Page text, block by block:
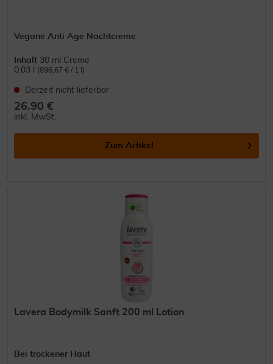
Vegane Anti Age Nachtcreme
Inhalt 30 ml Creme
0.03 l
(896,67 € / 1 l)
Derzeit nicht lieferbar
26,90 €
inkl. MwSt.
Zum Artikel
Lavera Bodymilk Sanft 200 ml Lotion
Bei trockener Haut